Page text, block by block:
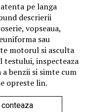
pe langa
descrierii
vopseaua,
sau
motorul si asculta
testului, inspecteaza
benzii si simte cum
opreste lin.